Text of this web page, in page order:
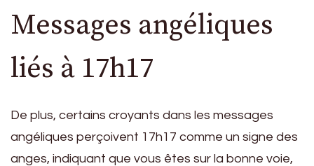
Messages angéliques
liés à 17h17
De plus, certains croyants dans les messages
angéliques perçoivent 17h17 comme un signe des
anges, indiquant que vous êtes sur la bonne voie,